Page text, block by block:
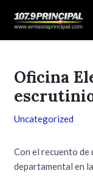
Oficina
Uncategorized
Con el recuento de
departamental en
de